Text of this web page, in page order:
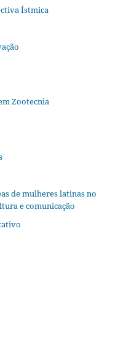
Ístmica
Zootecnia
de mulheres latinas no
e comunicação